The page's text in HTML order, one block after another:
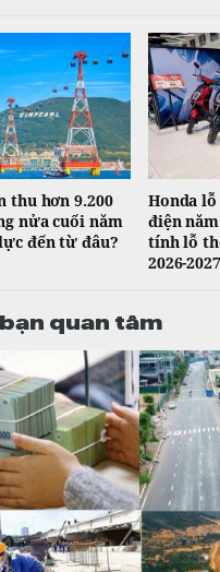
thu hơn 9.200
nửa cuối năm
đến từ đâu?
Honda lỗ
điện năm
tính lỗ
2026-2027
quan tâm